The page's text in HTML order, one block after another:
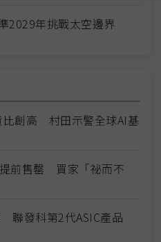
2029年挑戰太空邊界
比創高 村田示警全球AI基
前售罄 買家「祕而不
聯發科第2代ASIC產品